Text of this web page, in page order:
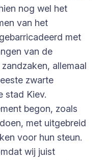
nog wel het
van het
met
van de
allemaal
zwarte
stad Kiev.
begon, zoals
met uitgebreid
voor hun steun.
wij juist